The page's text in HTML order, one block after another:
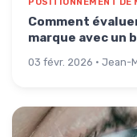
Comment
marque avec un
03 févr. 2026 · Jean-